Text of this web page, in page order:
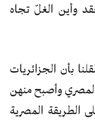
وأين الغلّ تجاه
بأن الجزائريات
وأصبح منهن
الطريقة المصرية